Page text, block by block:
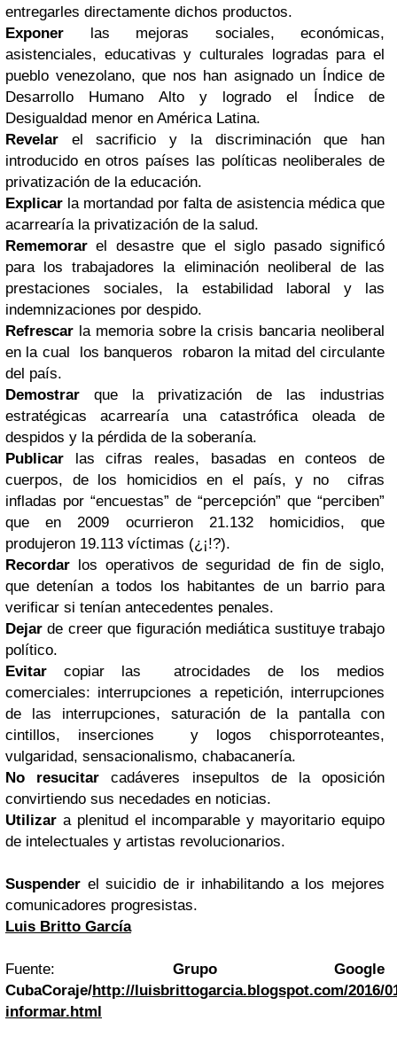
entregarles directamente dichos productos.
Exponer las mejoras sociales, económicas,
asistenciales, educativas y culturales logradas para el
pueblo venezolano, que nos han asignado un Índice de
Desarrollo Humano Alto y logrado el Índice de
Desigualdad menor en América Latina.
Revelar el sacrificio y la discriminación que han
introducido en otros países las políticas neoliberales de
privatización de la educación.
Explicar la mortandad por falta de asistencia médica que
acarrearía la privatización de la salud.
Rememorarel desastre que el siglo pasado significó
para los trabajadores la eliminación neoliberal de las
prestaciones sociales, la estabilidad laboral y las
indemnizaciones por despido.
Refrescar la memoria sobre la crisis bancaria neoliberal
en la cual los banqueros robaron la mitad del circulante
del país.
Demostrar que la privatización de las industrias
estratégicas acarrearía una catastrófica oleada de
despidos y la pérdida de la soberanía.
Publicar las cifras reales, basadas en conteos de
cuerpos, de los homicidios en el país, y no cifras
infladas por “encuestas” de “percepción” que “perciben”
que en 2009 ocurrieron 21.132 homicidios, que
produjeron 19.113 víctimas (¿¡!?).
Recordar los operativos de seguridad de fin de siglo,
que detenían a todos los habitantes de un barrio para
verificar si tenían antecedentes penales.
Dejar de creer que figuración mediática sustituye trabajo
político.
Evitar copiar las atrocidades de los medios
comerciales: interrupciones a repetición, interrupciones
de las interrupciones, saturación de la pantalla con
cintillos, inserciones y logos chisporroteantes,
vulgaridad, sensacionalismo, chabacanería.
No resucitarcadáveres insepultos de la oposición
convirtiendo sus necedades en noticias.
Utilizar a plenitud el incomparable y mayoritario equipo
de intelectuales y artistas revolucionarios.
Suspender el suicidio de ir inhabilitando a los mejores
comunicadores progresistas.
Luis Britto García
Fuente: Grupo Google
CubaCoraje/http://luisbrittogarcia.blogspot.com/2016/
informar.html